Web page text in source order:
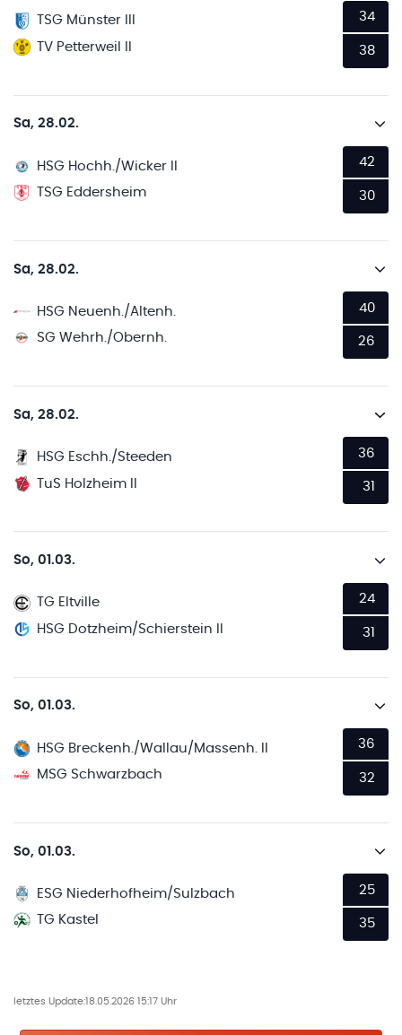
TSG Münster III
TV Petterweil II
34
38
Sa, 28.02.
HSG Hochh./Wicker II
TSG Eddersheim
42
30
Sa, 28.02.
HSG Neuenh./Altenh.
SG Wehrh./Obernh.
40
26
Sa, 28.02.
HSG Eschh./Steeden
TuS Holzheim II
36
31
So, 01.03.
TG Eltville
HSG Dotzheim/Schierstein II
24
31
So, 01.03.
HSG Breckenh./Wallau/Massenh. II
MSG Schwarzbach
36
32
So, 01.03.
ESG Niederhofheim/Sulzbach
TG Kastel
25
35
letztes Update:18.05.2026 15:17 Uhr